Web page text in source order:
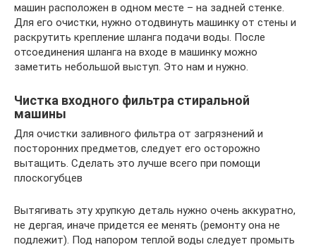
машин расположен в одном месте – на задней стенке.
Для его очистки, нужно отодвинуть машинку от стены и
раскрутить крепление шланга подачи воды. После
отсоединения шланга на входе в машинку можно
заметить небольшой выступ. Это нам и нужно.
Чистка входного фильтра стиральной
машины
Для очистки заливного фильтра от загрязнений и
посторонних предметов, следует его осторожно
вытащить. Сделать это лучше всего при помощи
плоскогубцев
Вытягивать эту хрупкую деталь нужно очень аккуратно,
не дергая, иначе придется ее менять (ремонту она не
подлежит). Под напором теплой воды следует промыть